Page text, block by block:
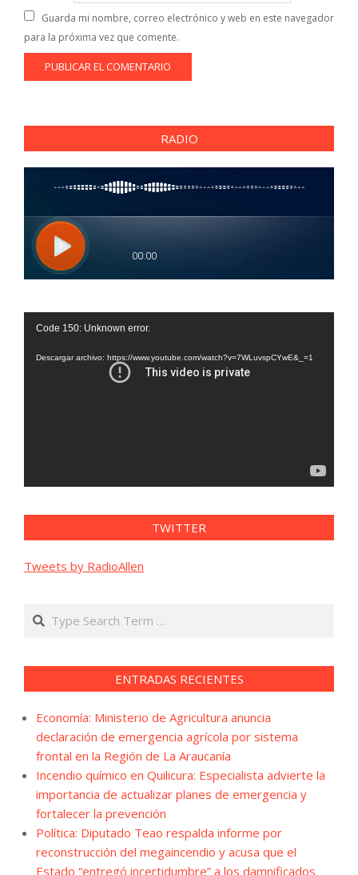
Guarda mi nombre, correo electrónico y web en este navegador
para la próxima vez que comente.
RADIO
Reproductor
vídeo
Code 150: Unknown error.
Descargar archivo: https://www.youtube.com/watch?v=7WLuvspCYwE&_=1
TWITTER
Tweets by RadioAllen
Search
ENTRADAS RECIENTES
Economía: Ministerio de Agricultura anuncia
declaración de emergencia agrícola por sistema
frontal en la Región de La Araucanía
Incendio químico en Quilicura: Especialista advierte la
importancia de actualizar planes de emergencia y
fortalecer la prevención
Política: Diputado Teao respalda informe por
reconstrucción del megaincendio y acusa que el
Estado “entregó incertidumbre” a los damnificados